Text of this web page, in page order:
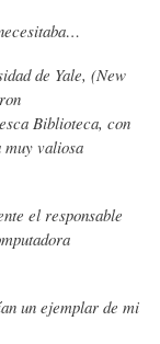
de Yale, (New
Biblioteca, con
muy valiosa
el responsable
un ejemplar de mi